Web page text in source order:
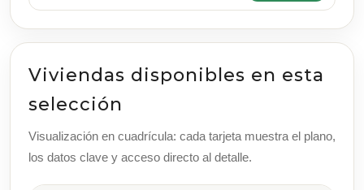
Viviendas disponibles en esta
selección
Visualización en cuadrícula: cada tarjeta muestra el plano,
los datos clave y acceso directo al detalle.